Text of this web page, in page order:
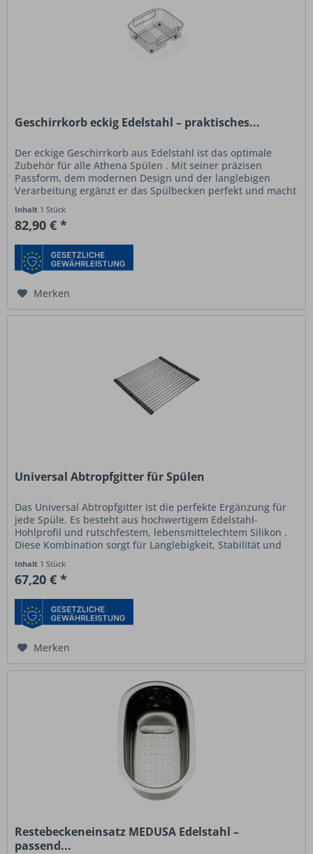
Geschirrkorb eckig Edelstahl – praktisches...
Der eckige Geschirrkorb aus Edelstahl ist das optimale
Zubehör für alle Athena Spülen . Mit seiner präzisen
Passform, dem modernen Design und der langlebigen
Verarbeitung ergänzt er das Spülbecken perfekt und macht
Inhalt 1 Stück
82,90 € *
Merken
Universal Abtropfgitter für Spülen
Das Universal Abtropfgitter ist die perfekte Ergänzung für
jede Spüle. Es besteht aus hochwertigem Edelstahl-
Hohlprofil und rutschfestem, lebensmittelechtem Silikon .
Diese Kombination sorgt für Langlebigkeit, Stabilität und
Inhalt 1 Stück
67,20 € *
Merken
Restebeckeneinsatz MEDUSA Edelstahl –
passend...